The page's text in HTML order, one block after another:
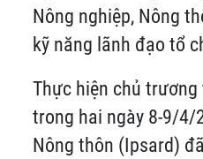
Nông nghiệp, Nông
kỹ năng lãnh đạo tổ
Thực hiện chủ
trong hai ngày 8-9/4/
Nông thôn (Ipsard)